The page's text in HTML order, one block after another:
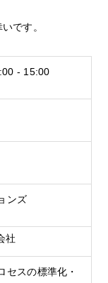
です。
- 15:00
ンズ
社
セスの標準化・